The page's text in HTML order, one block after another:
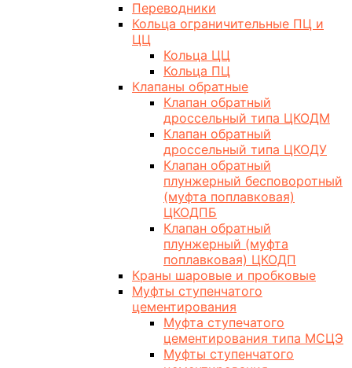
Переводники
Кольца ограничительные ПЦ и
ЦЦ
Кольца ЦЦ
Кольца ПЦ
Клапаны обратные
Клапан обратный
дроссельный типа ЦКОДМ
Клапан обратный
дроссельный типа ЦКОДУ
Клапан обратный
плунжерный бесповоротный
(муфта поплавковая)
ЦКОДПБ
Клапан обратный
плунжерный (муфта
поплавковая) ЦКОДП
Краны шаровые и пробковые
Муфты ступенчатого
цементирования
Муфта ступечатого
цементирования типа МСЦЭ
Муфты ступенчатого